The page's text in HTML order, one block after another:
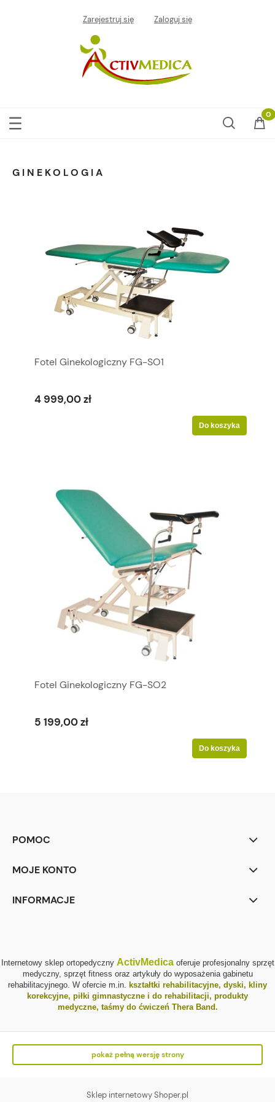
Zarejestruj się Zaloguj się
GINEKOLOGIA
Fotel Ginekologiczny FG-SO1
4 999,00 zł
Do koszyka
Fotel Ginekologiczny FG-SO2
5 199,00 zł
Do koszyka
POMOC
MOJE KONTO
INFORMACJE
Internetowy sklep ortopedyczny ActivMedicaoferuje profesjonalny sprzęt
medyczny, sprzęt fitness oraz artykuły do wyposażenia gabinetu
rehabilitacyjnego. W ofercie m.in. kształtki rehabilitacyjne, dyski, kliny
korekcyjne, piłki gimnastyczne i do rehabilitacji, produkty
medyczne, taśmy do ćwiczeń Thera Band.
pokaż pełną wersję strony
Sklep internetowy Shoper.pl